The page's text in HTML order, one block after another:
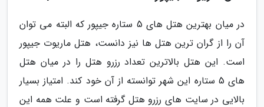
در میان بهترین هتل های 5 ستاره جیپور که البته می توان
آن را از گران ترین هتل ها نیز دانست، هتل ماریوت جیپور
است. این هتل بالاترین تعداد رزرو هتل را در میان هتل
های 5 ستاره این شهر توانسته از آن خود کند. امتیاز بسیار
بالایی در سایت های رزرو هتل گرفته است و علت همه این